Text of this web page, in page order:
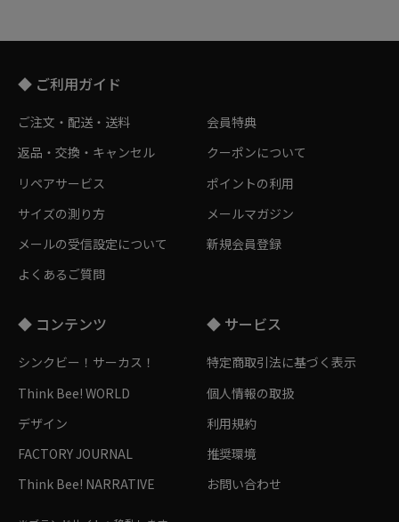
◆ ご利用ガイド
ご注文・配送・送料
返品・交換・キャンセル
リペアサービス
サイズの測り方
メールの受信設定について
よくあるご質問
会員特典
クーポンについて
ポイントの利用
メールマガジン
新規会員登録
◆ コンテンツ
シンクビー！サーカス！
Think Bee! WORLD
デザイン
FACTORY JOURNAL
Think Bee! NARRATIVE
◆ サービス
特定商取引法に基づく表示
個人情報の取扱
利用規約
推奨環境
お問い合わせ